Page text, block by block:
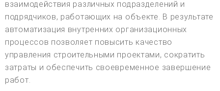
взаимодействия различных подразделений и
подрядчиков, работающих на объекте. В результате
автоматизация внутренних организационных
процессов позволяет повысить качество
управления строительными проектами, сократить
затраты и обеспечить своевременное завершение
работ.